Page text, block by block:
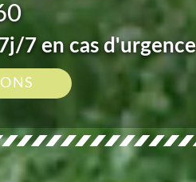
7 en cas d'urgence